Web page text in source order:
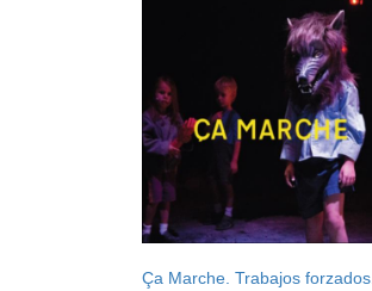
Ça Marche. Trabajos forzados.